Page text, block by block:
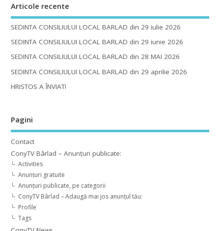
Articole recente
SEDINTA CONSILIULUI LOCAL BARLAD din 29 iulie 2026
SEDINTA CONSILIULUI LOCAL BARLAD din 29 iunie 2026
SEDINTA CONSILIULUI LOCAL BARLAD din 28 MAI 2026
SEDINTA CONSILIULUI LOCAL BARLAD din 29 aprilie 2026
HRISTOS A ÎNVIAT!
Pagini
Contact
ConyTV Bârlad – Anunțuri publicate:
Activities
Anunțuri gratuite
Anunțuri publicate, pe categorii
ConyTV Bârlad – Adaugă mai jos anunțul tău:
Profile
Tags